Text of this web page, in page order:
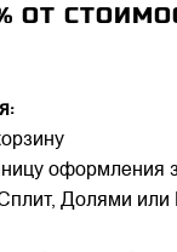
ОТ
оформления
Долями или